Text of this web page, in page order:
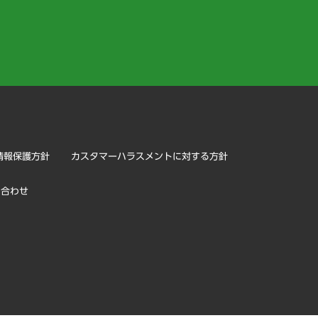
報保護方針 カスタマーハラスメントに対する方針
わせ